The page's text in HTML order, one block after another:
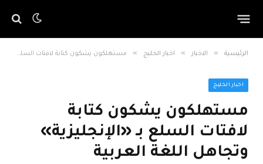
الرئيسية » الاخبار » اخبار الخليج » مستهلكون يشكون كتابة لافتات السلع بـ «الإنجليزية» وتجاهل اللغة العربية
اخبار الخليج
مستهلكون يشكون كتابة
لافتات السلع بـ «الإنجليزية»
وتجاهل اللغة العربية